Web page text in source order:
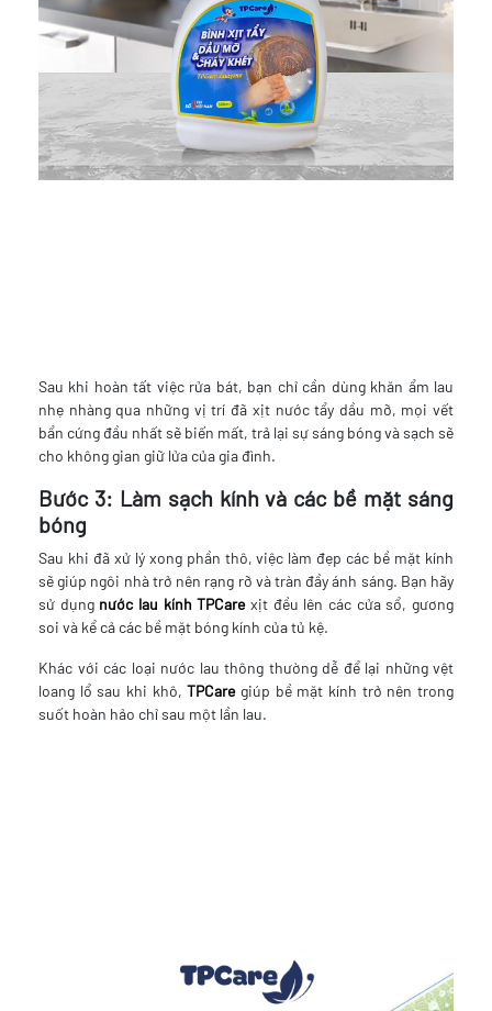
Sau khi hoàn tất việc rửa bát, bạn chỉ cần dùng khăn ẩm lau
nhẹ nhàng qua những vị trí đã xịt nước tẩy dầu mỡ, mọi vết
bẩn cứng đầu nhất sẽ biến mất, trả lại sự sáng bóng và sạch sẽ
cho không gian giữ lửa của gia đình.
Bước 3: Làm sạch kính và các bề mặt sáng
bóng
Sau khi đã xử lý xong phần thô, việc làm đẹp các bề mặt kính
sẽ giúp ngôi nhà trở nên rạng rỡ và tràn đầy ánh sáng. Bạn hãy
sử dụng nước lau kính TPCarexịt đều lên các cửa sổ, gương
soi và kể cả các bề mặt bóng kính của tủ kệ.
Khác với các loại nước lau thông thường dễ để lại những vệt
loang lổ sau khi khô,TPCaregiúp bề mặt kính trở nên trong
suốt hoàn hảo chỉ sau một lần lau.